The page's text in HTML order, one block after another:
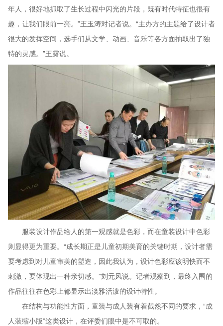
年人，很好地抓取了生长过程中闪光的片段，既有时代特征也很有
趣，让我们眼前一亮。”王玉涛对记者说。“主办方的主题给了设计者
很大的发挥空间，选手们从文学、动画、音乐等各方面抽取出了独
特的灵感。”王露说。
服装设计作品给人的第一观感就是色彩，而在童装设计中色彩
则显得更为重要。“成长期正是儿童初期美育的关键时期，设计者需
要考虑到对儿童审美的塑造，因此我认为，设计色彩应该明快而不
刺激，要体现出一种亲切感。”刘元风说。记者观察到，最终入围的
作品往往在色彩上都显示出淡雅活泼的设计特性。
在结构与功能性方面，童装与成人装有着截然不同的要求，“成
人装缩小版”这类设计，在评委们眼中是不可取的。